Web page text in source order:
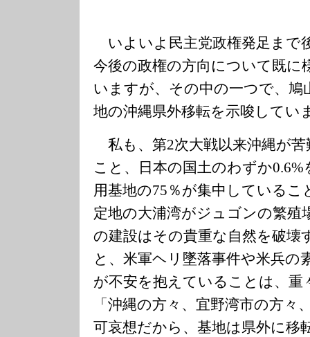
いよいよ民主党政権発足まで
今後の政権の方向について既に
いますが、その中の一つで、鳩
地の沖縄県外移転を示唆してい
私も、第2次大戦以来沖縄が
こと、日本の国土のわずか
用基地の75％が集中しているこ
定地の大浦湾がジュゴンの繁殖
の建設はその貴重な自然を破壊
と、米軍ヘリ墜落事件や米兵の
が不安を抱えていることは、重
「沖縄の方々、宜野湾市の方々
可哀想だから、基地は県外に移